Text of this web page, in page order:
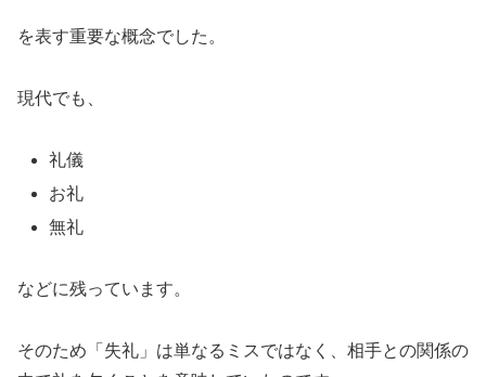
を表す重要な概念でした。
現代でも、
礼儀
お礼
無礼
などに残っています。
そのため「失礼」は単なるミスではなく、相手との関係の